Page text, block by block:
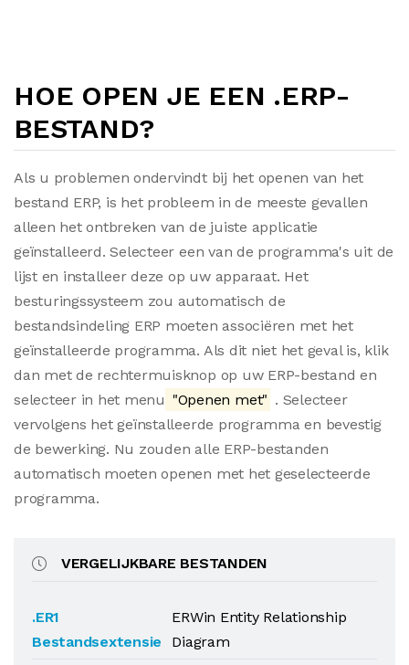
HOE OPEN JE EEN .ERP-
BESTAND?
Als u problemen ondervindt bij het openen van het
bestand ERP, is het probleem in de meeste gevallen
alleen het ontbreken van de juiste applicatie
geïnstalleerd. Selecteer een van de programma's uit de
lijst en installeer deze op uw apparaat. Het
besturingssysteem zou automatisch de
bestandsindeling ERP moeten associëren met het
geïnstalleerde programma. Als dit niet het geval is, klik
dan met de rechtermuisknop op uw ERP-bestand en
selecteer in het menu "Openen met" . Selecteer
vervolgens het geïnstalleerde programma en bevestig
de bewerking. Nu zouden alle ERP-bestanden
automatisch moeten openen met het geselecteerde
programma.
VERGELIJKBARE BESTANDEN
.ER1
Bestandsextensie
ERWin Entity Relationship
Diagram